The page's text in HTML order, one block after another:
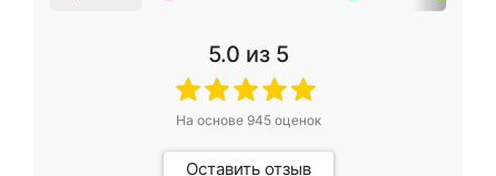
5.0 из 5
На основе 945оценок
Оставить отзыв